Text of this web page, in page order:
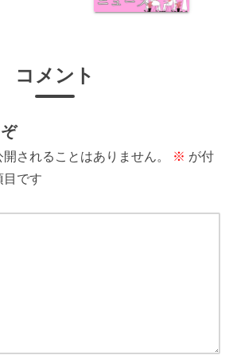
コメント
されることはありません。 ※ が付
目です